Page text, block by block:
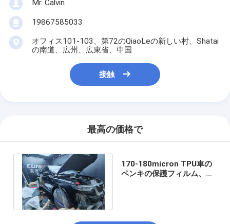
Mr. Calvin
19867585033
オフィス101-103、第72のQiaoLeの新しい村、Shatai
の南道、広州、広東省、中国
接触
最高の価格で
170-180micron TPU車の
ペンキの保護フィルム、